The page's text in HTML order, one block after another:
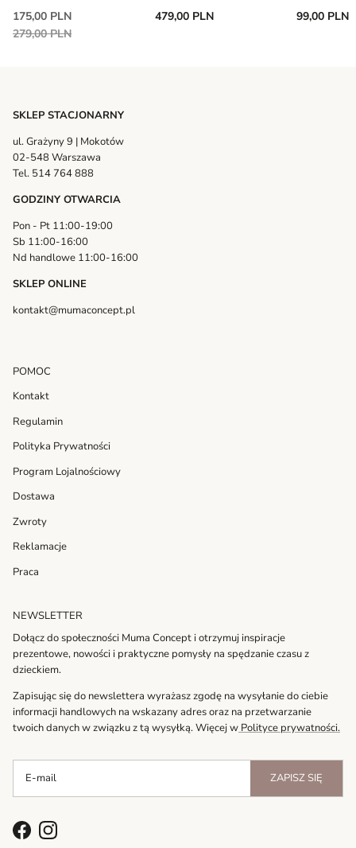
STRAWBERRY ICE
KONGES SLOJD
175,00 PLN
279,00 PLN
HAPPYMESS
479,00 PLN
MATCHA
99,00 PLN
SKLEP STACJONARNY
ul. Grażyny 9 | Mokotów
02-548 Warszawa
Tel. 514 764 888
GODZINY OTWARCIA
Pon - Pt 11:00-19:00
Sb 11:00-16:00
Nd handlowe 11:00-16:00
SKLEP ONLINE
kontakt@mumaconcept.pl
POMOC
Kontakt
Regulamin
Polityka Prywatności
Program Lojalnościowy
Dostawa
Zwroty
Reklamacje
Praca
NEWSLETTER
Dołącz do społeczności Muma Concept i otrzymuj inspiracje
prezentowe, nowości i praktyczne pomysły na spędzanie czasu z
dzieckiem.
Zapisując się do newslettera wyrażasz zgodę na wysyłanie do ciebie
informacji handlowych na wskazany adres oraz na przetwarzanie
twoich danych w związku z tą wysyłką. Więcej w Polityce prywatności.
ZAPISZ SIĘ
FacebookInstagram